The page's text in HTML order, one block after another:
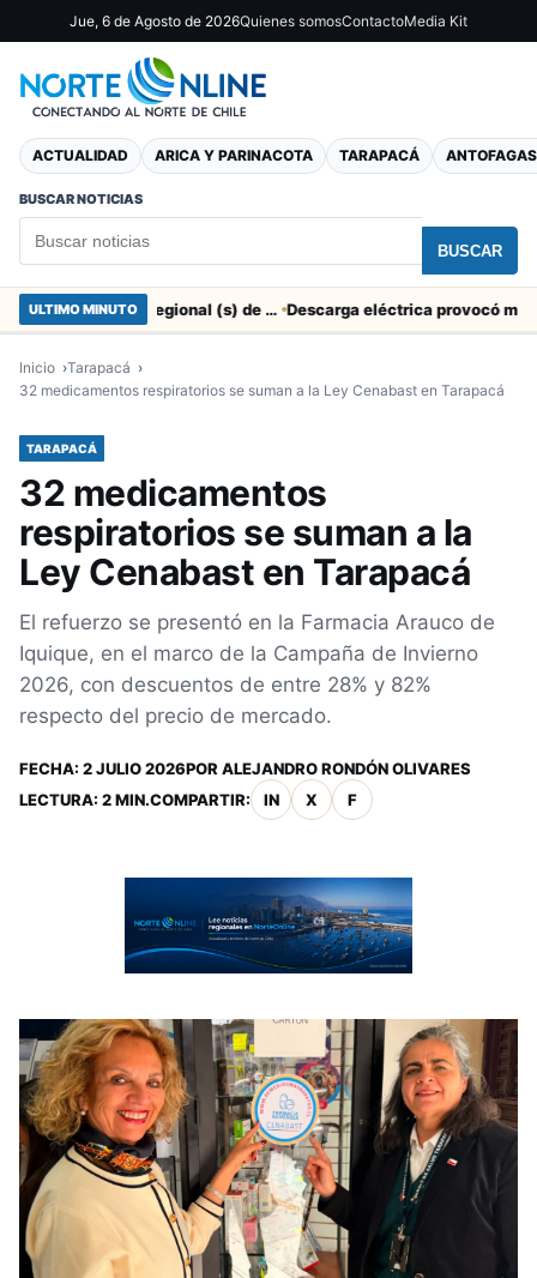
Jue, 6 de Agosto de 2026Quienes somosContactoMedia Kit
ACTUALIDAD ARICA Y PARINACOTA TARAPACÁ
BUSCAR NOTICIAS
BUSCAR
ULTIMO MINUTO SERNAC pidió la renuncia a Director Regional (s) de Arica por contratar solo a militantes del Gobierno
Inicio
Tarapacá
32 medicamentos respiratorios se suman a la Ley Cenabast en Tarapacá
TARAPACÁ
32 medicamentos
respiratorios se suman a la
Ley Cenabast en Tarapacá
El refuerzo se presentó en la Farmacia Arauco de
Iquique, en el marco de la Campaña de Invierno
2026, con descuentos de entre 28% y 82%
respecto del precio de mercado.
FECHA: 2 JULIO 2026POR ALEJANDRO RONDÓN OLIVARES
LECTURA: 2 MIN.COMPARTIR: IN X F